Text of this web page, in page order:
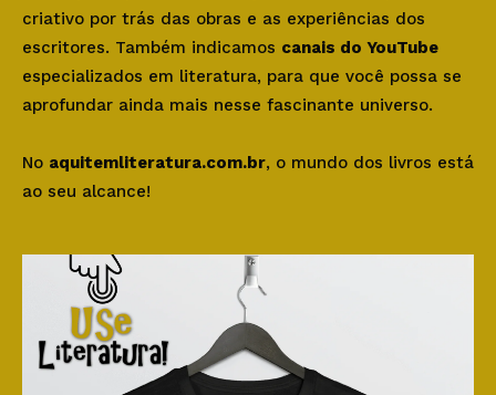
criativo por trás das obras e as experiências dos
escritores. Também indicamos canais do YouTube
especializados em literatura, para que você possa se
aprofundar ainda mais nesse fascinante universo.
No aquitemliteratura.com.br, o mundo dos livros está
ao seu alcance!